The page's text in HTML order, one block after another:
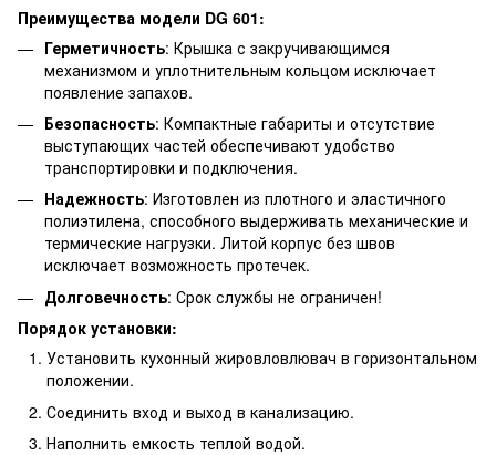
Преимущества модели DG 601:
Герметичность: Крышка с закручивающимся
механизмом и уплотнительным кольцом исключает
появление запахов.
Безопасность: Компактные габариты и отсутствие
выступающих частей обеспечивают удобство
транспортировки и подключения.
Надежность: Изготовлен из плотного и эластичного
полиэтилена, способного выдерживать механические и
термические нагрузки. Литой корпус без швов
исключает возможность протечек.
Долговечность: Срок службы не ограничен!
Порядок установки:
Установить кухонный жировловлювач в горизонтальном
положении.
Соединить вход и выход в канализацию.
Наполнить емкость теплой водой.